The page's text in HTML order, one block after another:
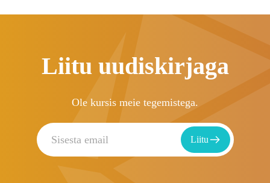
Liitu uudiskirjaga
Ole kursis meie tegemistega.
Liitu